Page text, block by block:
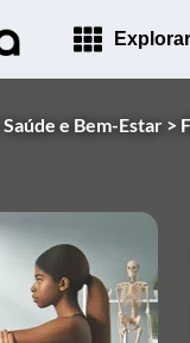
Saúde e Bem-Estar >